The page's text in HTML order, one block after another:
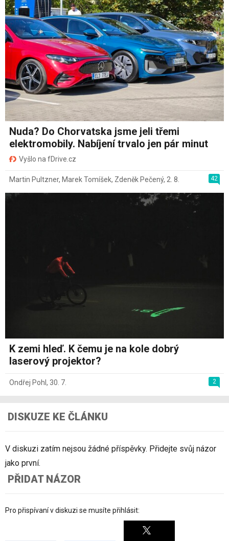
Nuda? Do Chorvatska jsme jeli třemi
elektromobily. Nabíjení trvalo jen pár minut
Vyšlo na fDrive.cz
42
Martin Pultzner, Marek Tomíšek, Zdeněk Pečený, 2. 8.
K zemi hleď. K čemu je na kole dobrý
laserový projektor?
2
Ondřej Pohl , 30. 7.
DISKUZE KE ČLÁNKU
V diskuzi zatím nejsou žádné příspěvky. Přidejte svůj názor
jako první.
PŘIDAT NÁZOR
Pro přispívaní v diskuzi se musíte přihlásit: